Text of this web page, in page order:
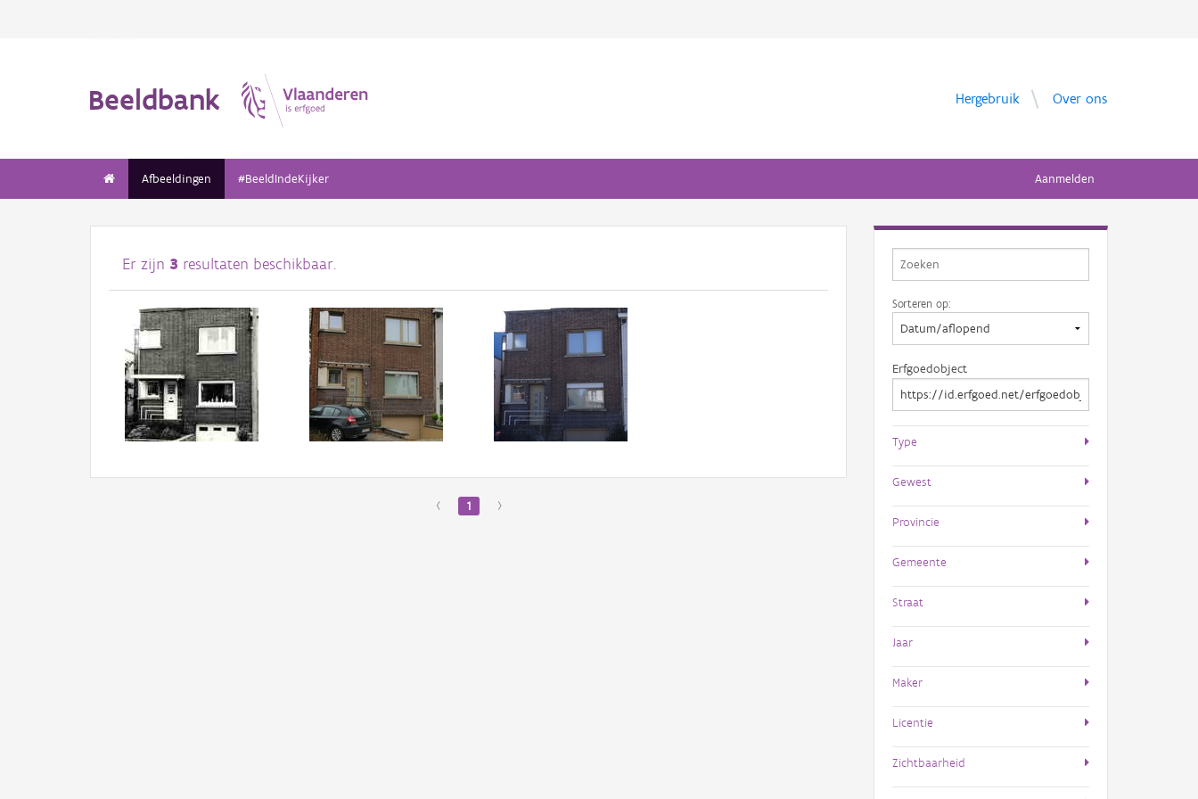
Beeldbank Hergebruik Over ons
Afbeeldingen #BeeldIndeKijker Aanmelden
Er zijn 3 resultaten beschikbaar.
‹ 1 ›
Sorteren op:
Erfgoedobject
Type
Gewest
Provincie
Gemeente
Straat
Jaar
Maker
Licentie
Zichtbaarheid